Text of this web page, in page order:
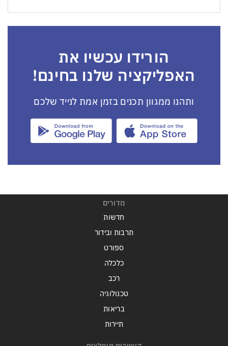
הורידו עכשיו את
האפליקציה שלנו בחינם!
ותהנו ממגוון תכנים בזמן אמת לנייד שלכם
מדורים
חדשות
תרבות ובידור
ספורט
כלכלה
רכב
טכנולוגיה
בריאות
תיירות